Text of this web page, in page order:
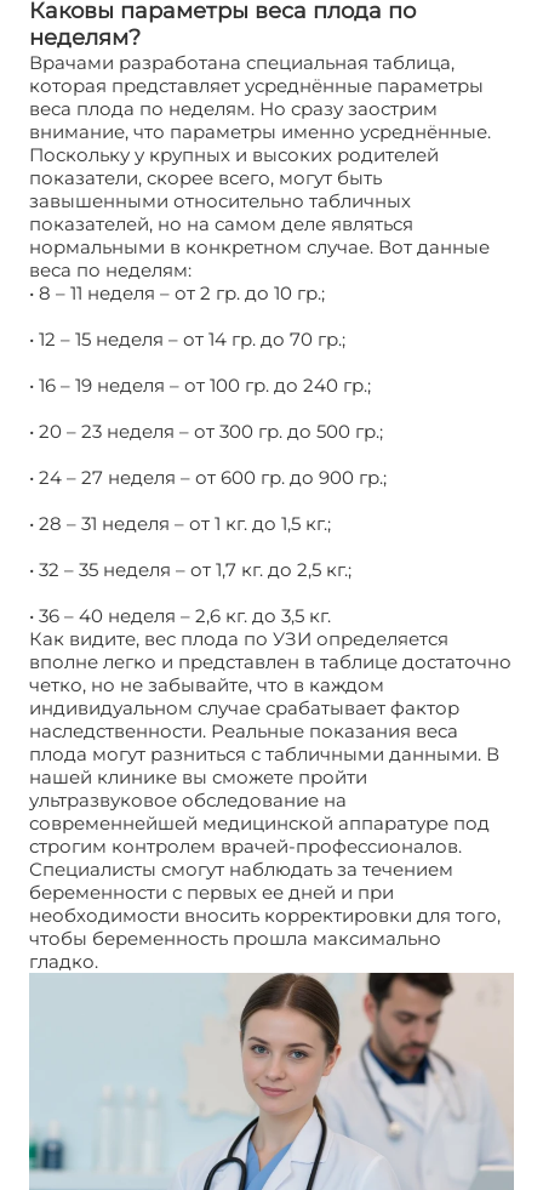
Каковы параметры веса плода по
неделям?
Врачами разработана специальная таблица,
которая представляет усреднённые параметры
веса плода по неделям. Но сразу заострим
внимание, что параметры именно усреднённые.
Поскольку у крупных и высоких родителей
показатели, скорее всего, могут быть
завышенными относительно табличных
показателей, но на самом деле являться
нормальными в конкретном случае. Вот данные
веса по неделям:
• 8 – 11 неделя – от 2 гр. до 10 гр.;
• 12 – 15 неделя – от 14 гр. до 70 гр.;
• 16 – 19 неделя – от 100 гр. до 240 гр.;
• 20 – 23 неделя – от 300 гр. до 500 гр.;
• 24 – 27 неделя – от 600 гр. до 900 гр.;
• 28 – 31 неделя – от 1 кг. до 1,5 кг.;
• 32 – 35 неделя – от 1,7 кг. до 2,5 кг.;
• 36 – 40 неделя – 2,6 кг. до 3,5 кг.
Как видите, вес плода по УЗИ определяется
вполне легко и представлен в таблице достаточно
четко, но не забывайте, что в каждом
индивидуальном случае срабатывает фактор
наследственности. Реальные показания веса
плода могут разниться с табличными данными. В
нашей клинике вы сможете пройти
ультразвуковое обследование на
современнейшей медицинской аппаратуре под
строгим контролем врачей-профессионалов.
Специалисты смогут наблюдать за течением
беременности с первых ее дней и при
необходимости вносить корректировки для того,
чтобы беременность прошла максимально
гладко.